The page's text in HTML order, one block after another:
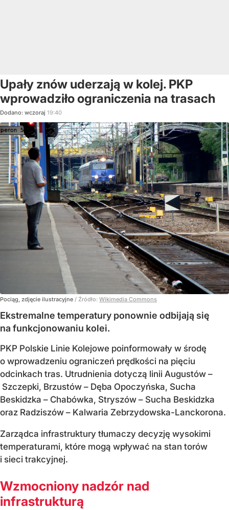
Upały znów uderzają w kolej. PKP
wprowadziło ograniczenia na trasach
Dodano: wczoraj 19:40
Pociąg, zdjęcie ilustracyjne / Źródło: Wikimedia Commons
Ekstremalne temperatury ponownie odbijają się
na funkcjonowaniu kolei.
PKP Polskie Linie Kolejowe poinformowały w środę
o wprowadzeniu ograniczeń prędkości na pięciu
odcinkach tras. Utrudnienia dotyczą linii Augustów –
Szczepki, Brzustów – Dęba Opoczyńska, Sucha
Beskidzka – Chabówka, Stryszów – Sucha Beskidzka
oraz Radziszów – Kalwaria Zebrzydowska-Lanckorona.
Zarządca infrastruktury tłumaczy decyzję wysokimi
temperaturami, które mogą wpływać na stan torów
i sieci trakcyjnej.
Wzmocniony nadzór nad
infrastrukturą